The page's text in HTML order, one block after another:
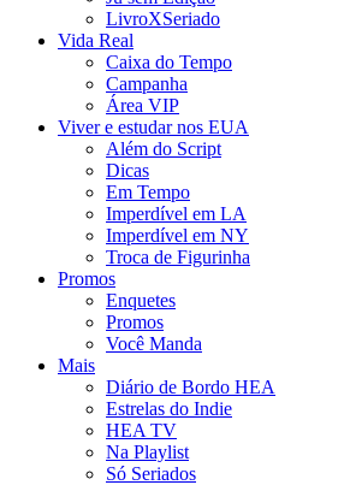
LivroXSeriado
Vida Real
Caixa do Tempo
Campanha
Área VIP
Viver e estudar nos EUA
Além do Script
Dicas
Em Tempo
Imperdível em LA
Imperdível em NY
Troca de Figurinha
Promos
Enquetes
Promos
Você Manda
Mais
Diário de Bordo HEA
Estrelas do Indie
HEA TV
Na Playlist
Só Seriados